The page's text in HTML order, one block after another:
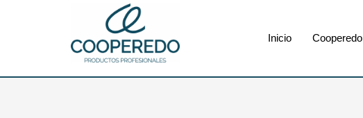
Inicio Cooperedo